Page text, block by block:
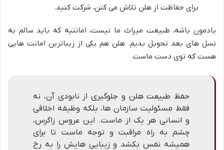
برای حفاظت از هلن تلاش می کنن، شرکت کنید.
یادمون باشه، طبیعت میراث ما نیست، امانتیه که باید سالم به
نسل های بعد تحویل بدیم. هلن هم یکی از زیباترین امانت هایی
هست که توی دست ماست.
حفظ طبیعت هلن و جلوگیری از نابودی آن، نه
فقط مسئولیت سازمان ها، بلکه وظیفه اخلاقی
و انسانی هر یک از ماست. این عروس زاگرس،
چشم به راه مراقبت و توجه ماست تا برای
همیشه نفس بکشد و زیبایی هایش را به رخ